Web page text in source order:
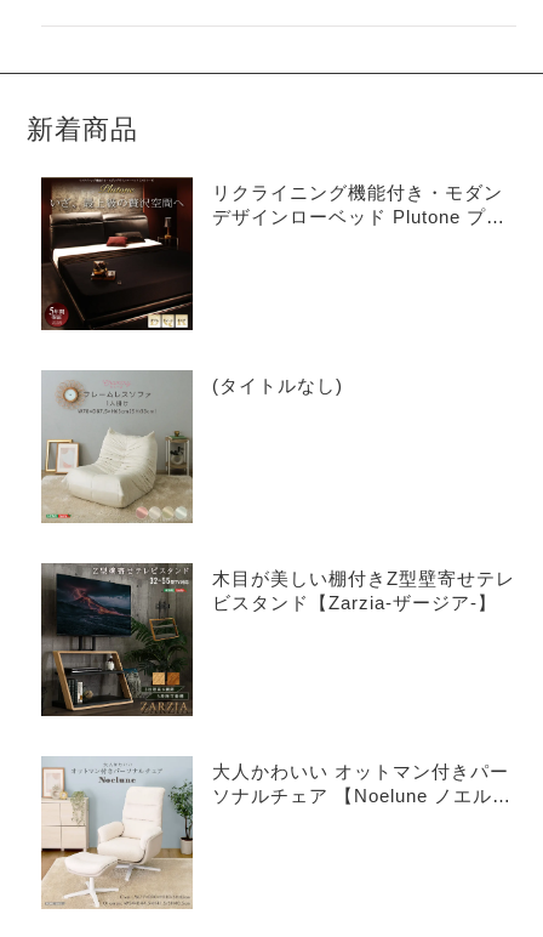
新着商品
リクライニング機能付き・モダン
デザインローベッド Plutone プル
(タイトルなし)
木目が美しい棚付きZ型壁寄せテレ
ビスタンド【Zarzia-ザージア-】
大人かわいい オットマン付きパー
ソナルチェア 【Noelune ノエル